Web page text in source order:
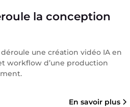
la conception
une création vidéo IA en
workflow d’une production
En savoir plus
de votre plan
de